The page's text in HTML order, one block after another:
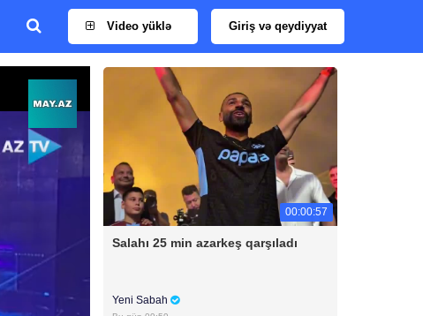
Video yüklə Giriş və qeydiyyat
00:00:57
Salahı 25 min azarkeş qarşıladı
Yeni Sabah